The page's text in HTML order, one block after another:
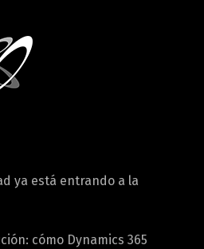
ya está entrando a la
cómo Dynamics 365